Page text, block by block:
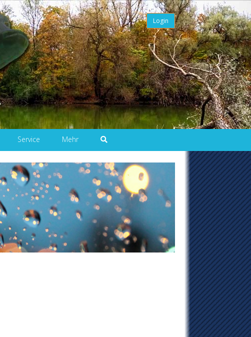
Login
Service Mehr